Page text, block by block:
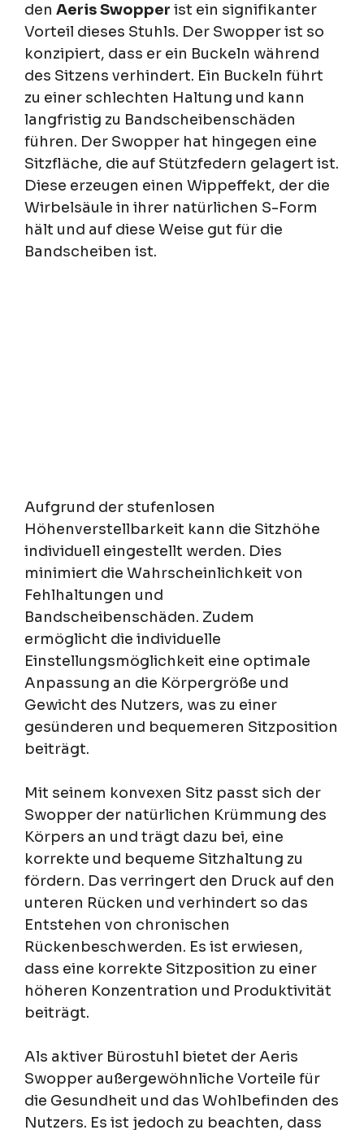
den Aeris Swopper ist ein signifikanter
Vorteil dieses Stuhls. Der Swopper ist so
konzipiert, dass er ein Buckeln während
des Sitzens verhindert. Ein Buckeln führt
zu einer schlechten Haltung und kann
langfristig zu Bandscheibenschäden
führen. Der Swopper hat hingegen eine
Sitzfläche, die auf Stützfedern gelagert ist.
Diese erzeugen einen Wippeffekt, der die
Wirbelsäule in ihrer natürlichen S-Form
hält und auf diese Weise gut für die
Bandscheiben ist.
Aufgrund der stufenlosen
Höhenverstellbarkeit kann die Sitzhöhe
individuell eingestellt werden. Dies
minimiert die Wahrscheinlichkeit von
Fehlhaltungen und
Bandscheibenschäden. Zudem
ermöglicht die individuelle
Einstellungsmöglichkeit eine optimale
Anpassung an die Körpergröße und
Gewicht des Nutzers, was zu einer
gesünderen und bequemeren Sitzposition
beiträgt.
Mit seinem konvexen Sitz passt sich der
Swopper der natürlichen Krümmung des
Körpers an und trägt dazu bei, eine
korrekte und bequeme Sitzhaltung zu
fördern. Das verringert den Druck auf den
unteren Rücken und verhindert so das
Entstehen von chronischen
Rückenbeschwerden. Es ist erwiesen,
dass eine korrekte Sitzposition zu einer
höheren Konzentration und Produktivität
beiträgt.
Als aktiver Bürostuhl bietet der Aeris
Swopper außergewöhnliche Vorteile für
die Gesundheit und das Wohlbefinden des
Nutzers. Es ist jedoch zu beachten, dass